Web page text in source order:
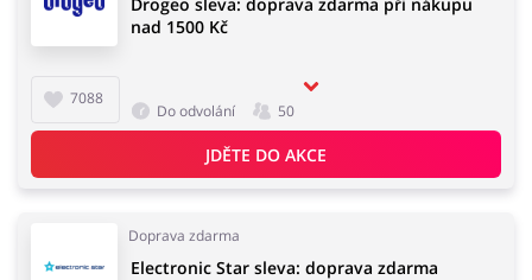
Přihlásit se
Registrovat
7088
nad 1500 Kč
Do odvolání 50
JDĚTE DO AKCE
Doprava zdarma
Electronic Star sleva: doprava zdarma